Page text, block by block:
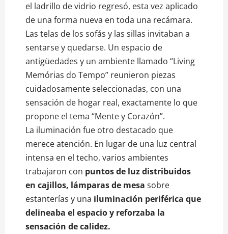
el ladrillo de vidrio regresó, esta vez aplicado
de una forma nueva en toda una recámara.
Las telas de los sofás y las sillas invitaban a
sentarse y quedarse. Un espacio de
antigüedades y un ambiente llamado “Living
Memórias do Tempo” reunieron piezas
cuidadosamente seleccionadas, con una
sensación de hogar real, exactamente lo que
propone el tema “Mente y Corazón”.
La iluminación fue otro destacado que
merece atención. En lugar de una luz central
intensa en el techo, varios ambientes
trabajaron con puntos de luz distribuidos
en cajillos, lámparas de mesa sobre
estanterías y una iluminación periférica que
delineaba el espacio y reforzaba la
sensación de calidez.